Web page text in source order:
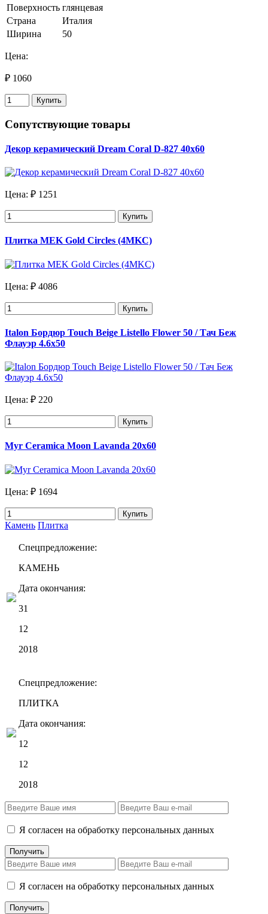
Поверхность глянцевая
Страна
Италия
Ширина
50
Цена:
₽ 1060
Купить
Сопутствующие товары
Декор керамический Dream Coral D-827 40х60
Цена: ₽ 1251
Купить
Плитка MEK Gold Circles (4MKC)
Цена: ₽ 4086
Купить
Italon Бордюр Touch Beige Listello Flower 50 / Тач Беж
Флауэр 4.6х50
Цена: ₽ 220
Купить
Myr Ceramica Moon Lavanda 20х60
Цена: ₽ 1694
Купить
Камень Плитка
Спецпредложение:
КАМЕНЬ
Дата окончания:
31
12
2018
Спецпредложение:
ПЛИТКА
Дата окончания:
12
12
2018
Я согласен на обработку персональных данных
Я согласен на обработку персональных данных